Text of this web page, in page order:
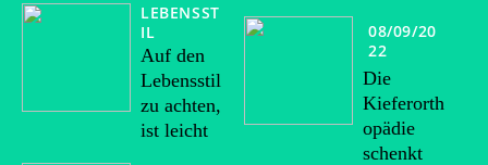
LEBENSST
IL
Auf den
Lebensstil
zu achten,
ist leicht
08/09/20
22
Die
Kieferorth
opädie
schenkt